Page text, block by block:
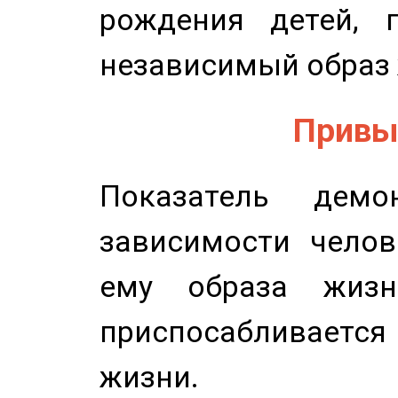
рождения детей,
независимый
Показатель
зависимости
ему образа
жизни.